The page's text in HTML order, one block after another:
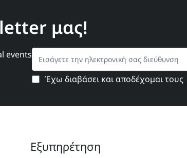
μας!
eventsΕισάγετε
την
ηλεκτρονική
σας
διεύθυνση
Έχω διαβάσει και αποδέχομαι τους
Εξυπηρέτηση